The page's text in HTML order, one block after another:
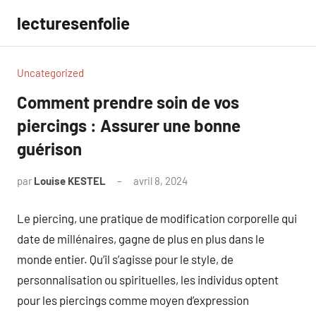
contenu
lecturesenfolie
Uncategorized
Comment prendre soin de vos
piercings : Assurer une bonne
guérison
par Louise KESTEL avril 8, 2024
Le piercing, une pratique de modification corporelle qui
date de millénaires, gagne de plus en plus dans le
monde entier. Qu’il s’agisse pour le style, de
personnalisation ou spirituelles, les individus optent
pour les piercings comme moyen d’expression